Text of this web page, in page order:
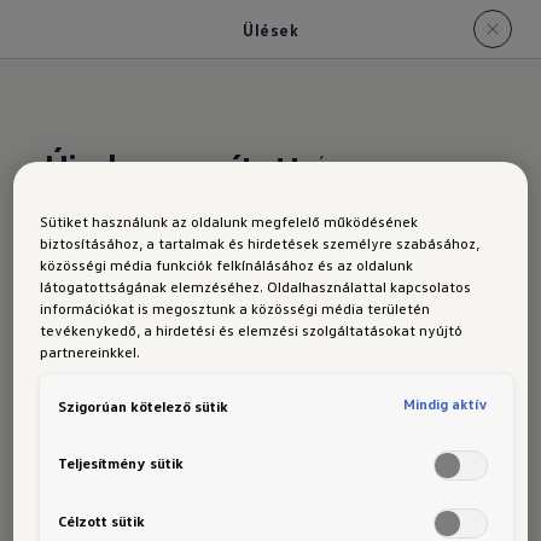
Ülések
Újrahasznosítottés
Az új T-
Cross
Sütiket használunk az oldalunk megfelelő működésének
biztosításához, a tartalmak és hirdetések személyre szabásához,
közösségi média funkciók felkínálásához és az oldalunk
látogatottságának elemzéséhez. Oldalhasználattal kapcsolatos
információkat is megosztunk a közösségi média területén
tevékenykedő, a hirdetési és elemzési szolgáltatásokat nyújtó
partnereinkkel.
Szigorúan kötelező sütik Mindig aktív
Teljesítmény sütik
Célzott sütik